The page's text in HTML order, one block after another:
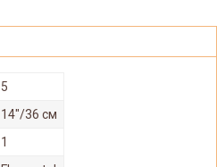
5
14"/36 см
1